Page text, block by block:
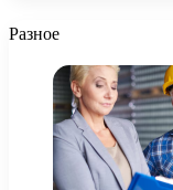
Разное